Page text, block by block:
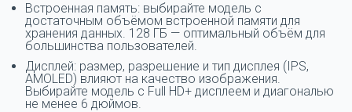
Встроенная память: выбирайте модель с
достаточным объёмом встроенной памяти для
хранения данных. 128 ГБ — оптимальный объём для
большинства пользователей.
Дисплей: размер, разрешение и тип дисплея (IPS,
AMOLED) влияют на качество изображения.
Выбирайте модель с Full HD+ дисплеем и диагональю
не менее 6 дюймов.